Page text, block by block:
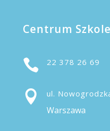
Centrum
 22 378 26 69
 ul.
Warszawa